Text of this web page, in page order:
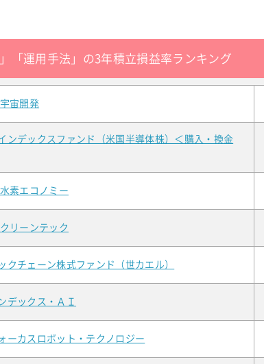
「運用手法」の3年積立損益率ランキング
宙開発
ンデックスファンド（米国半導体株）＜購入・換金
素エコノミー
リーンテック
クチェーン株式ファンド（世カエル）
デックス・ＡＩ
ーカスロボット・テクノロジー